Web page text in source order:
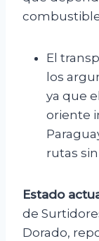
El
los
ya que
oriente
rutas
Estado
de
Dorado,